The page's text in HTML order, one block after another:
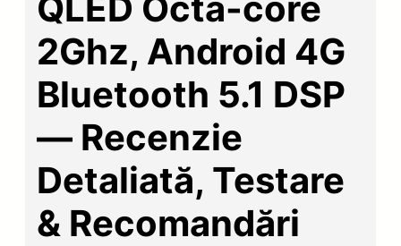
2Ghz, Android 4G
Bluetooth 5.1 DSP
— Recenzie
Detaliată, Testare
& Recomandări